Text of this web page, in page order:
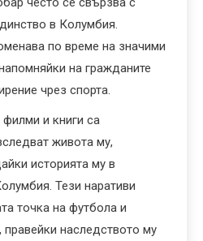
в Колумбия.
по време на значими
на гражданите
чрез спорта.
и книги са
живота му,
историята му в
Тези наративи
точка на футбола и
наследството му